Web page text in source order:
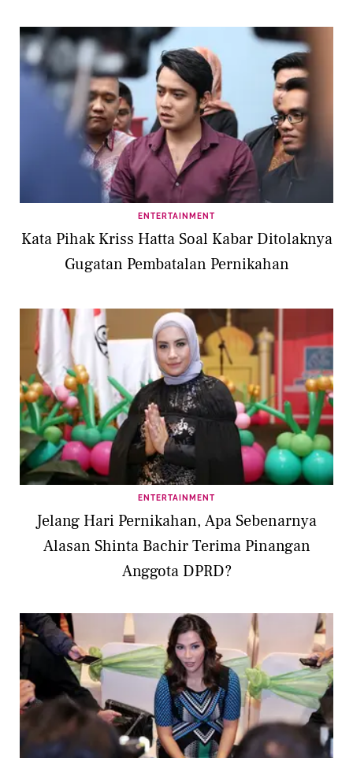
ENTERTAINMENT
Kata Pihak Kriss Hatta Soal Kabar Ditolaknya
Gugatan Pembatalan Pernikahan
ENTERTAINMENT
Jelang Hari Pernikahan, Apa Sebenarnya
Alasan Shinta Bachir Terima Pinangan
Anggota DPRD?